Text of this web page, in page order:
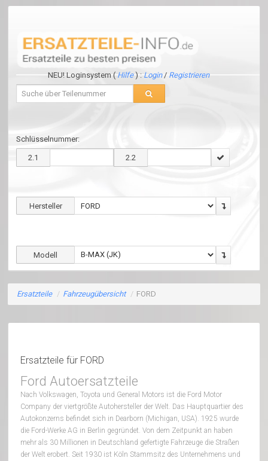
NEU! Loginsystem (Hilfe) : Login / Registrieren
Schlüsselnummer:
2.1 2.2
Hersteller
Modell
Ersatzteile / Fahrzeugübersicht / FORD
Ersatzteile für FORD
Ford Autoersatzteile
Nach Volkswagen, Toyota und General Motors ist die Ford Motor
Company der viertgrößte Autohersteller der Welt. Das Hauptquartier des
Autokonzerns befindet sich in Dearborn (Michigan, USA). 1925 wurde
die Ford-Werke AG in Berlin gegründet. Von dem Zeitpunkt an haben
mehr als 30 Millionen in Deutschland gefertigte Fahrzeuge die Straßen
der Welt erobert. Seit 1930 ist Köln Stammsitz des Unternehmens und